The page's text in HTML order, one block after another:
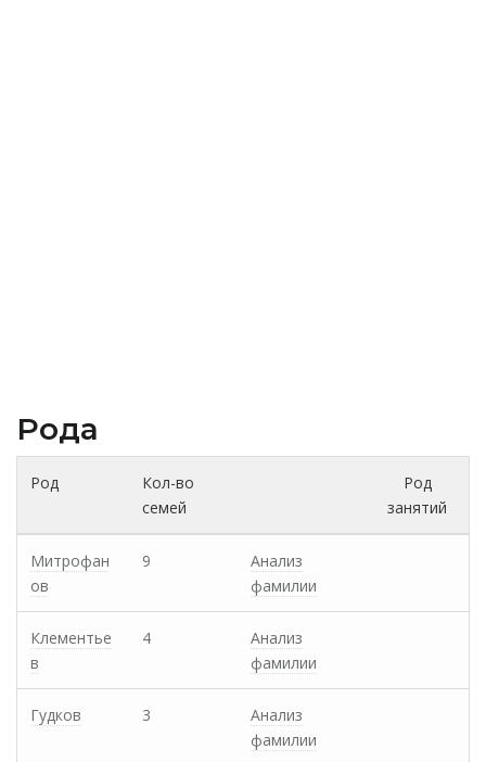
Рода
Род
Кол-во
семей
Род
занятий
Митрофан
ов
9
Анализ
фамилии
Клементье
в
4
Анализ
фамилии
Гудков 3
Анализ
фамилии